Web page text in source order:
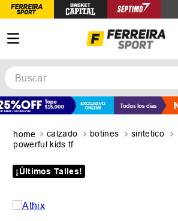
Buscar
TÉRMINOS MÁS BUSCADOS
2.
zapatillas
5. zapatillas adidas
calzado botines sintetico
powerful kids tf
¡Últimos Talles!